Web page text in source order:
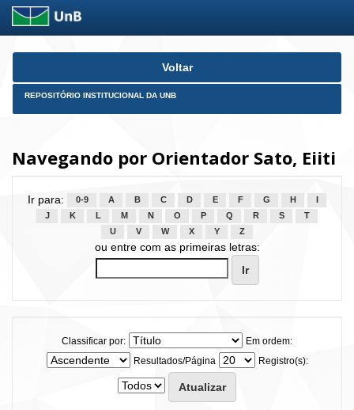
Skip
Voltar
REPOSITÓRIO INSTITUCIONAL DA UNB
Navegando por Orientador Sato, Eiiti
Ir para: 0-9 A B C D E F G H
J
K L M N O P Q R S
T
U
V W X Y Z
ou entre com as primeiras letras:
Classificar por:
Em ordem:
Resultados/Página
Registro(s):